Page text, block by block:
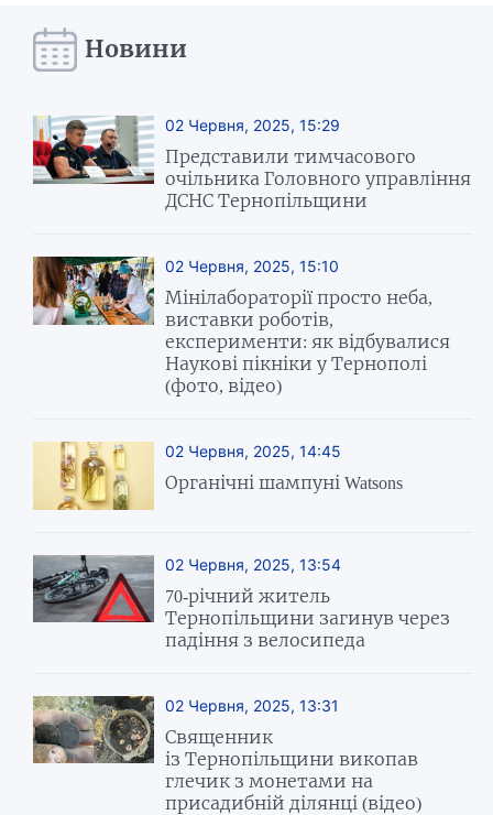
Новини
02 Червня, 2025, 15:29
Представили тимчасового
очільника Головного управління
ДСНС Тернопільщини
02 Червня, 2025, 15:10
Мінілабораторії просто неба,
виставки роботів,
експерименти: як відбувалися
Наукові пікніки у Тернополі
(фото, відео)
02 Червня, 2025, 14:45
Органічні шампуні Watsons
02 Червня, 2025, 13:54
70-річний житель
Тернопільщини загинув через
падіння з велосипеда
02 Червня, 2025, 13:31
Священник
із Тернопільщини викопав
глечик з монетами на
присадибній ділянці (відео)